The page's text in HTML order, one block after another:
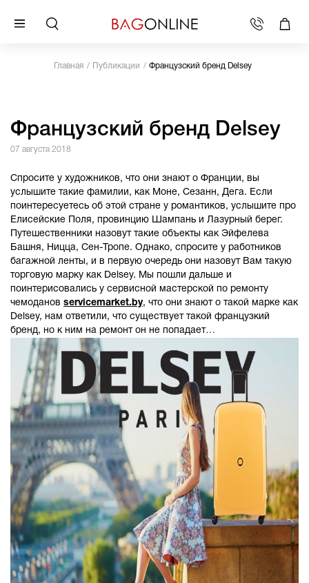
Главная Публикации Французский бренд Delsey
Французский бренд Delsey
07 августа 2018
Спросите у художников, что они знают о Франции, вы
услышите такие фамилии, как Моне, Сезанн, Дега. Если
поинтересуетесь об этой стране у романтиков, услышите про
Елисейские Поля, провинцию Шампань и Лазурный берег.
Путешественники назовут такие объекты как Эйфелева
Башня, Ницца, Сен-Тропе. Однако, спросите у работников
багажной ленты, и в первую очередь они назовут Вам такую
торговую марку как Delsey. Мы пошли дальше и
поинтерисовались у сервисной мастерской по ремонту
чемоданов servicemarket. by, что они знают о такой марке как
Delsey, нам ответили, что существует такой французкий
бренд, но к ним на ремонт он не попадает…